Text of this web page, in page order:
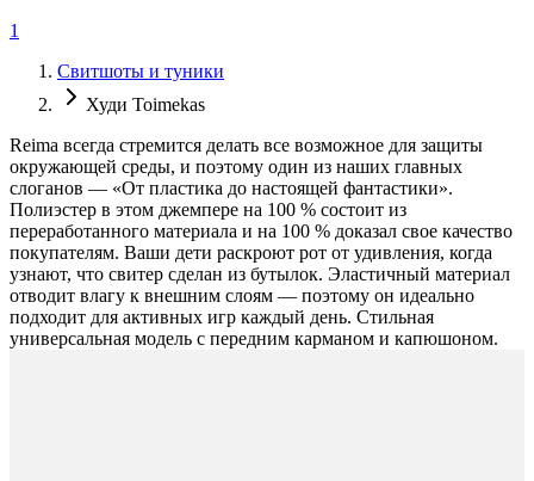
1
Свитшоты и туники
Худи Toimekas
Reima всегда стремится делать все возможное для защиты
окружающей среды, и поэтому один из наших главных
слоганов — «От пластика до настоящей фантастики».
Полиэстер в этом джемпере на 100 % состоит из
переработанного материала и на 100 % доказал свое качество
покупателям. Ваши дети раскроют рот от удивления, когда
узнают, что свитер сделан из бутылок. Эластичный материал
отводит влагу к внешним слоям — поэтому он идеально
подходит для активных игр каждый день. Стильная
универсальная модель с передним карманом и капюшоном.